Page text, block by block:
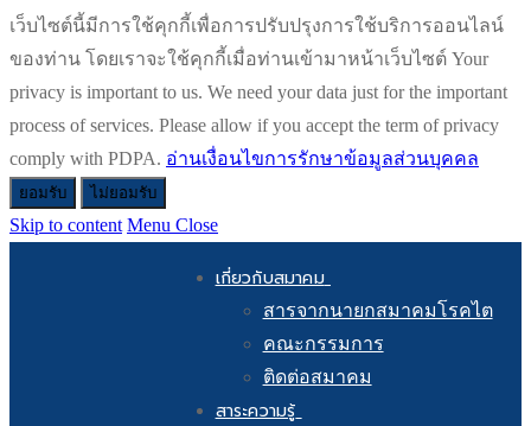
เว็บไซต์นี้มีการใช้คุกกี้เพื่อการปรับปรุงการใช้บริการออนไลน์
ของท่าน โดยเราจะใช้คุกกี้เมื่อท่านเข้ามาหน้าเว็บไซต์ Your
privacy is important to us. We need your data just for the important
process of services. Please allow if you accept the term of privacy
comply with PDPA. อ่านเงื่อนไขการรักษาข้อมูลส่วนบุคคล
ยอมรับ ไม่ยอมรับ
Skip to content Menu Close
เกี่ยวกับสมาคม
สารจากนายกสมาคมโรคไต
คณะกรรมการ
ติดต่อสมาคม
สาระความรู้